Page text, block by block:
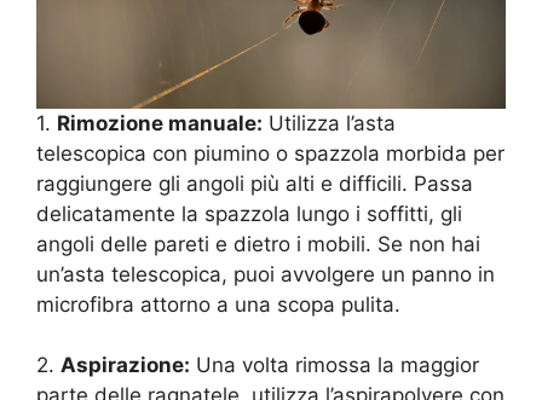
1. Rimozione manuale: Utilizza l’asta
telescopica con piumino o spazzola morbida per
raggiungere gli angoli più alti e difficili. Passa
delicatamente la spazzola lungo i soffitti, gli
angoli delle pareti e dietro i mobili. Se non hai
un’asta telescopica, puoi avvolgere un panno in
microfibra attorno a una scopa pulita.
2. Aspirazione: Una volta rimossa la maggior